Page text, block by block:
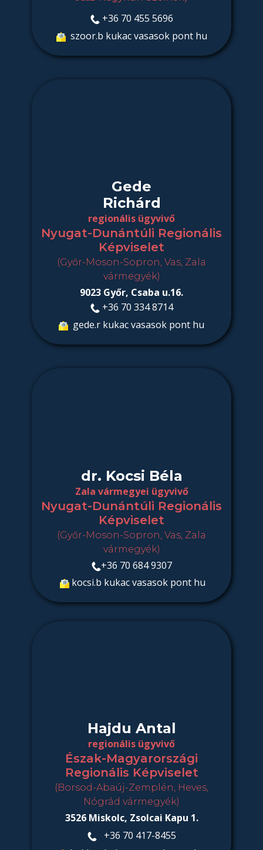
+36 70 455 5696
​ szoor.b kukac vasasok pont hu
Gede
Richárd
regionális ügyvivő
Nyugat-Dunántúli Regionális
Képviselet
(Győr-Moson-Sopron, Vas, Zala
vármegyék)
9023 Győr, Csaba u.16.
+36 70 334 8714
​ gede.r kukac vasasok pont hu
dr. Kocsi Béla
Zala vármegyei ügyvivő
Nyugat-Dunántúli Regionális
Képviselet
(Győr-Moson-Sopron, Vas, Zala
vármegyék)
+36 70 6849307
kocsi.b kukac vasasok pont hu
Hajdu Antal
regionális ügyvivő
Észak-Magyarországi
Regionális Képviselet
(Borsod-Abaúj-Zemplén, Heves,
Nógrád vármegyék)
3526 Miskolc, Zsolcai Kapu 1.
+36 70 417-8455